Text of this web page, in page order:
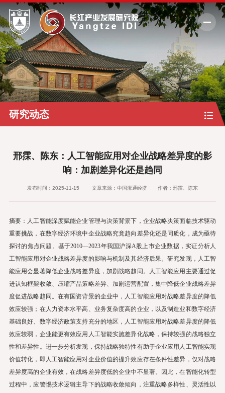
新闻通知
研究动态
研究成果
专家视频
关于我们
中国经济江苏智库联合研究机制
EN
研究动态
邢霂、陈东：人工智能应用对企业战略差异度的影
响：加剧差异化还是趋同
发布时间：2025-11-15 文章来源：中国流通经济 作者：邢霂、陈东
摘要：人工智能深度赋能企业管理与决策背景下，企业战略决策面临技术驱动
重要挑战，在数字经济环境中企业战略究竟趋向差异化还是同质化，成为亟待
探讨的焦点问题。基于2010—2023年我国沪深A股上市企业数据，实证分析人
工智能应用对企业战略差异度的影响与机制及其经济后果。研究发现，人工智
能应用会显著降低企业战略差异度，加剧战略趋同。人工智能应用主要通过促
进认知框架收敛、压缩产品策略差异、加剧运营配置，集中降低企业战略差异
度促进战略趋同。在有国资背景的企业中，人工智能应用对战略差异度的降低
效应较强；在人力资本水平高、业务复杂度高的企业，以及制造业和数字经济
基础良好、数字经济政策支持充分的地区，人工智能应用对战略差异度的降低
效应较弱，企业能更有效应用人工智能实施差异化战略，保持较强的战略独立
性和差异性。进一步分析发现，保持战略独特性有助于企业应用人工智能实现
价值转化，即人工智能应用对企业价值的提升效应存在条件性差异，仅对战略
差异度高的企业有效，在战略差异度低的企业中不显著。因此，在智能化转型
过程中，应警惕技术逻辑主导下的战略收敛倾向，注重战略多样性、灵活性以